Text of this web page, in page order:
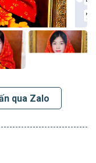
qua Zalo